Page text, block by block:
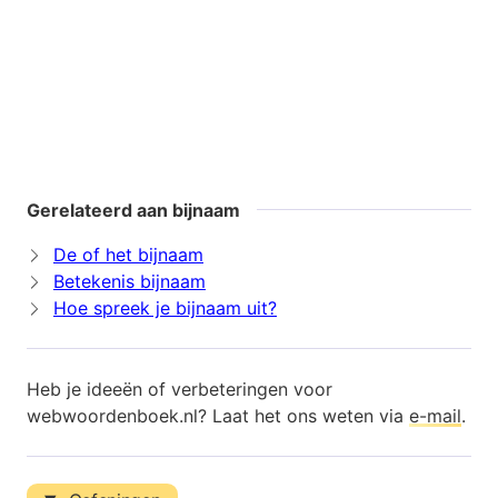
Gerelateerd aan bijnaam
De of het bijnaam
Betekenis bijnaam
Hoe spreek je bijnaam uit?
Heb je ideeën of verbeteringen voor
webwoordenboek.nl? Laat het ons weten via e-mail.